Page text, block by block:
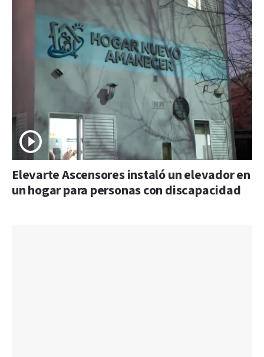
Elevarte Ascensores instaló un elevador en
un hogar para personas con discapacidad